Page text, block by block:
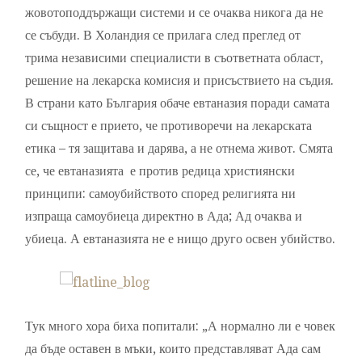
жовотоподдържащи системи и се очаква никога да не
се събуди. В Холандия се прилага след преглед от
трима независими специалисти в съответната област,
решение на лекарска комисия и присъствието на съдия.
В страни като България обаче евтаназия поради самата
си същност е прието, че противоречи на лекарската
етика – тя защитава и дарява, а не отнема живот. Смята
се, че евтаназията е против редица християнски
принципи: самоубийството според религията ни
изпраща самоубиеца директно в Ада; Ад очаква и
убиеца. А евтаназията не е нищо друго освен убийство.
Тук много хора биха попитали: „А нормално ли е човек
да бъде оставен в мъки, които представляват Ада сам